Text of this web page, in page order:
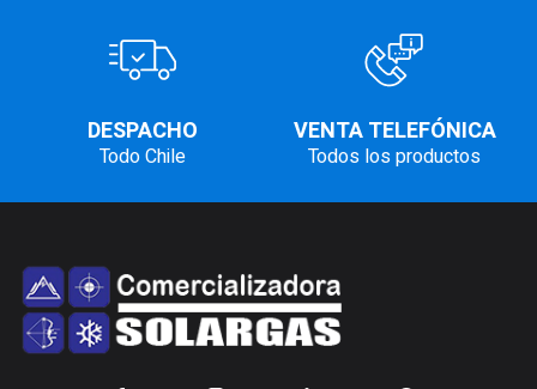
DESPACHO
Todo Chile
VENTA TELEFÓNICA
Todos los productos